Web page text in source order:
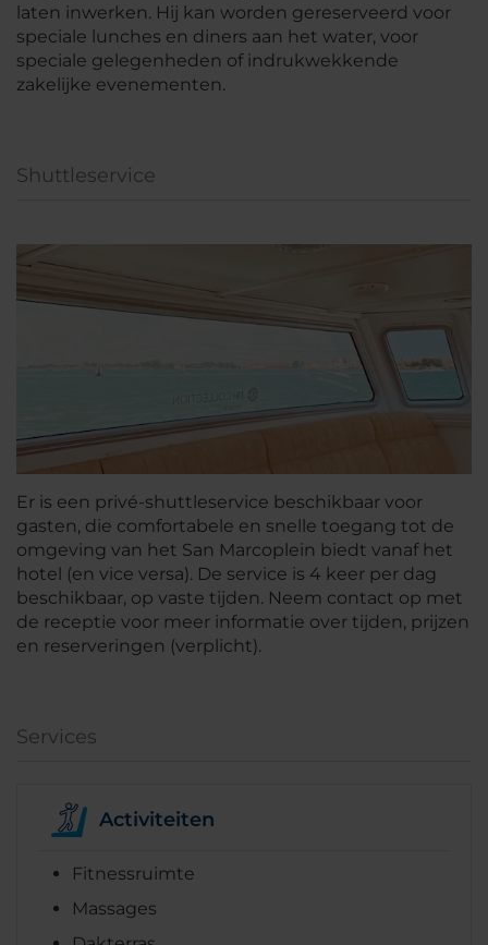
laten inwerken. Hij kan worden gereserveerd voor
speciale lunches en diners aan het water, voor
speciale gelegenheden of indrukwekkende
zakelijke evenementen.
Shuttleservice
Er is een privé-shuttleservice beschikbaar voor
gasten, die comfortabele en snelle toegang tot de
omgeving van het San Marcoplein biedt vanaf het
hotel (en vice versa). De service is 4 keer per dag
beschikbaar, op vaste tijden. Neem contact op met
de receptie voor meer informatie over tijden, prijzen
en reserveringen (verplicht).
Services
Activiteiten
Fitnessruimte
Massages